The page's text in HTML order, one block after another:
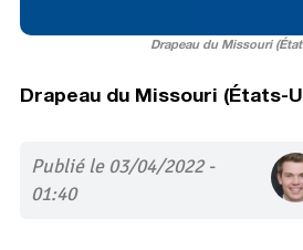
Drapeau du Missouri
Drapeau du Missouri (États-
Publié le 03/04/2022 -
01:40